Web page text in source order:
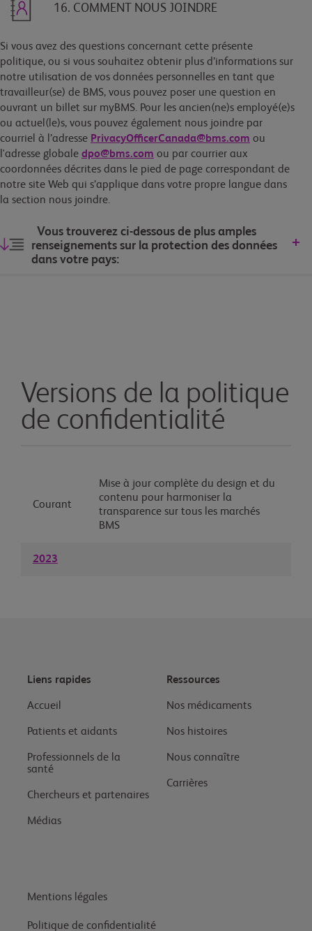
16. COMMENT NOUS JOINDRE
Si vous avez des questions concernant cette présente
politique, ou si vous souhaitez obtenir plus d’informations sur
notre utilisation de vos données personnelles en tant que
travailleur(se) de BMS, vous pouvez poser une question en
ouvrant un billet sur myBMS. Pour les ancien(ne)s employé(e)s
ou actuel(le)s, vous pouvez également nous joindre par
courriel à
l’adresse PrivacyOfficerCanada@bms.com ou
l'adresse globale dpo@bms.com ou par courrier aux
coordonnées décrites dans le pied de page correspondant de
notre site Web qui s’applique dans votre propre langue dans
la section nous joindre.
Vous trouverez ci-dessous de plus amples
renseignements sur la protection des données
dans votre pays:
Versions de la politique
de confidentialité
Courant
Mise à jour complète du design et du
contenu pour harmoniser la
transparence sur tous les marchés
BMS
2023
Liens rapides
Accueil
Patients et aidants
Professionnels de la
santé
Chercheurs et partenaires
Médias
Ressources
Nos médicaments
Nos histoires
Nous connaître
Carrières
Mentions légales
Politique de confidentialité